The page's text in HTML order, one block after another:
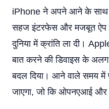
iPhone ने अपने आने के साथ
सहज इंटरफेस और मजबूत ऐप
दुनिया में क्रांति ला दी।
बात करने की डिवाइस के
बदल दिया। आने वाले समय में
जाएगा, जो कि ओपनएआई और